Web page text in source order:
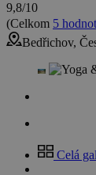
9,8/10
(Celkom 5
Bedřichov,
Celá